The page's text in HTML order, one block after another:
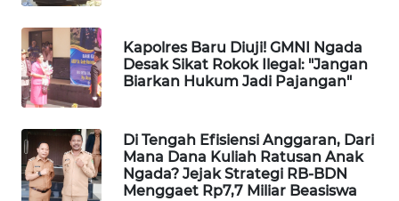
Kapolres Baru Diuji! GMNI Ngada
Desak Sikat Rokok Ilegal: "Jangan
Biarkan Hukum Jadi Pajangan"
Di Tengah Efisiensi Anggaran, Dari
Mana Dana Kuliah Ratusan Anak
Ngada? Jejak Strategi RB-BDN
Menggaet Rp7,7 Miliar Beasiswa
SELEB
WAHANA
PERSONA
WAHANA
OTOMOTIF